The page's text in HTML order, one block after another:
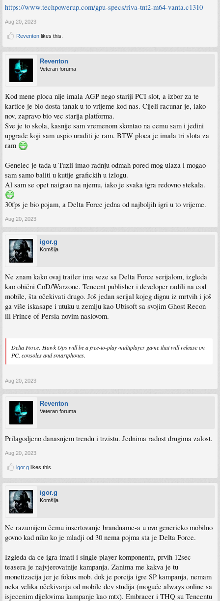
https://www.techpowerup.com/gpu-specs/riva-tnt2-m64-vanta.c1310
Aug 20, 2023
Reventon likes this.
Reventon
Veteran foruma
Kod mene ploca nije imala AGP nego stariji PCI slot, a izbor za te
kartice je bio dosta tanak u to vrijeme kod nas. Cijeli racunar je, iako
nov, zapravo bio vec starija platforma.
Sve je to skola, kasnije sam vremenom skontao na cemu sam i jedini
upgrade koji sam uspio uraditi je ram. BTW ploca je imala tri slota za
ram
Genelec je tada u Tuzli imao radnju odmah pored mog ulaza i mogao
sam samo baliti u kutije grafickih u izlogu.
Al sam se opet naigrao na njemu, iako je svaka igra redovno stekala.
30fps je bio pojam, a Delta Force jedna od najboljih igri u to vrijeme.
Aug 20, 2023
igor.g
Komšija
Ne znam kako ovaj trailer ima veze sa Delta Force serijalom, izgleda
kao obični CoD/Warzone. Tencent publisher i developer radili na cod
mobile, šta očekivati drugo. Još jedan serijal kojeg dignu iz mrtvih i još
ga više iskasape i utuku u zemlju kao Ubisoft sa svojim Ghost Recon
ili Prince of Persia novim naslovom.
Delta Force: Hawk Ops will be a free-to-play multiplayer game that will release on
PC, consoles and smartphones.
Aug 20, 2023
Reventon
Veteran foruma
Prilagodjeno danasnjem trendu i trzistu. Jednima radost drugima zalost.
Aug 20, 2023
igor.g likes this.
igor.g
Komšija
Ne razumijem čemu insertovanje brandname-a u ovo genericko mobilno
govno kad niko ko je mladji od 30 nema pojma sta je Delta Force.
Izgleda da ce igra imati i single player komponentu, prvih 12sec
teasera je najvjerovatnije kampanja. Zanima me kakva je tu
monetizacija jer je fokus mob. dok je porcija igre SP kampanja, nemam
neka velika očekivanja od mobile dev studija (moguće always online sa
isjecenim dijelovima kampanje kao mtx). Embracer i THQ su Tencentu